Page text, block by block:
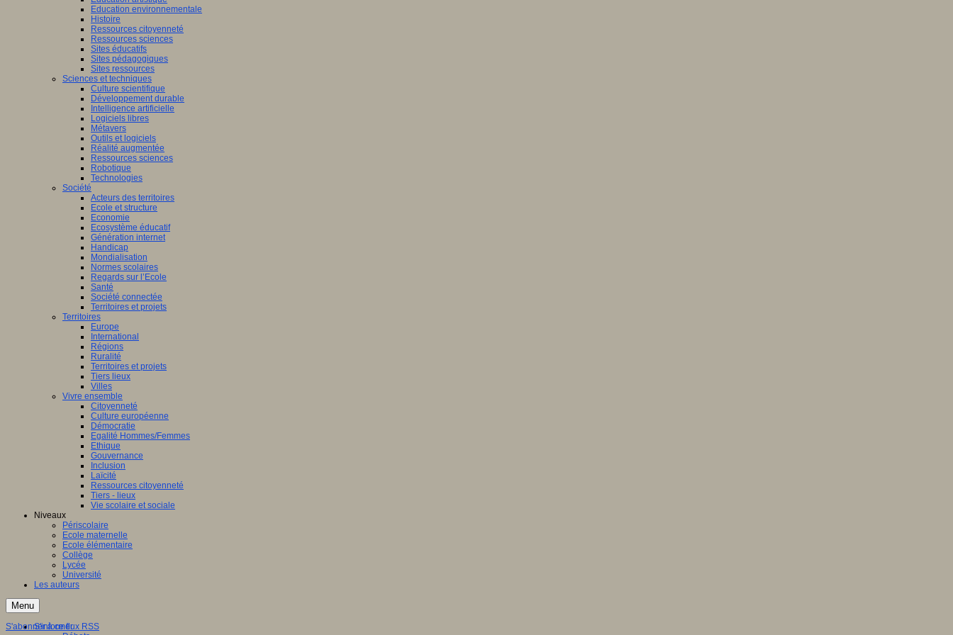
Education environnementale
Histoire
Ressources citoyenneté
Ressources sciences
Sites éducatifs
Sites pédagogiques
Sites ressources
Sciences et techniques
Culture scientifique
Développement durable
Intelligence artificielle
Logiciels libres
Métavers
Outils et logiciels
Réalité augmentée
Ressources sciences
Robotique
Technologies
Société
Acteurs des territoires
Ecole et structure
Economie
Ecosystème éducatif
Génération internet
Handicap
Mondialisation
Normes scolaires
Regards sur l’Ecole
Santé
Société connectée
Territoires et projets
Territoires
Europe
International
Régions
Ruralité
Territoires et projets
Tiers lieux
Villes
Vivre ensemble
Citoyenneté
Culture européenne
Démocratie
Egalité Hommes/Femmes
Ethique
Gouvernance
Inclusion
Laïcité
Ressources citoyenneté
Tiers - lieux
Vie scolaire et sociale
Niveaux
Périscolaire
Ecole maternelle
Ecole élémentaire
Collège
Lycée
Université
Les auteurs
Menu
S'informer
S'abonner à ce flux RSS